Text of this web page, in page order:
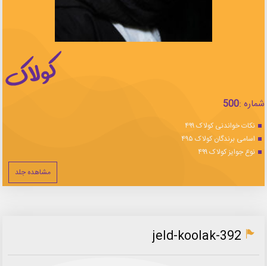
شماره :500
نکات خواندنی کولاک ۴۹۹
اسامی برندگان کولاک ۴۹۵
نوع جوایز کولاک ۴۹۹
مشاهده جلد
jeld-koolak-392